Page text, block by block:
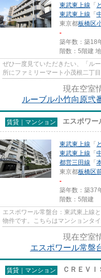
東武東上線 「
東武東上線 「
東京都板橋区
-
築年数：築18
階数：5階建
ぜひ一度見ていただきたい、「ル
所にファミリーマート小茂根二丁
現在空室
ルーブル小竹向原弐
賃貸｜マンション エスポワー
東武東上線 「
東武東上線 「
都営三田線 「
東京都板橋区
-
築年数：築37
階数：5階建
エスポワール常盤台：東武東上線
物件です。こちらはマンションタ
現在空室
エスポワール常盤
賃貸｜マンション ＣＲＥＶ